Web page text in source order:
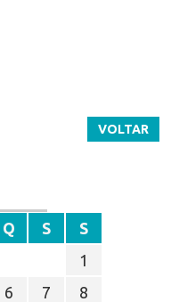
VOLTAR
Q S
S
1
6 7
8